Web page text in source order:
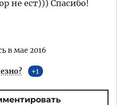
не ест))) Спасибо!
в мае 2016
1